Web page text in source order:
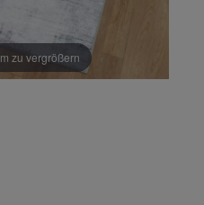
zu vergrößern